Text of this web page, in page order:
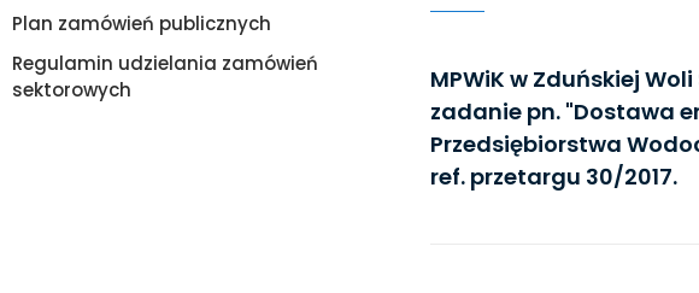
Plan zamówień publicznych
Regulamin udzielania zamówień
sektorowych
MPWiK w Zduńskiej
zadanie pn. "Dostawa
Przedsiębiorstwa
ref. przetargu 30/2017.